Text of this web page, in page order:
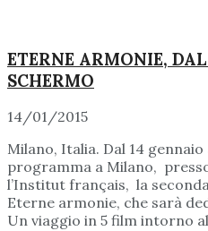
ETERNE ARMONIE,
SCHERMO
14/01/2015
Milano, Italia. Dal 14 gennaio
programma a Milano,
l’Institut français, la
Eterne armonie, che sarà
Un viaggio in 5 film intorno